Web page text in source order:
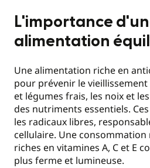
L'importance
alimentation
Une alimentation riche en
pour prévenir le
et légumes frais, les noix et
des nutriments essentiels.
les radicaux libres,
cellulaire. Une
riches en vitamines A, C et E
plus ferme et lumineuse.